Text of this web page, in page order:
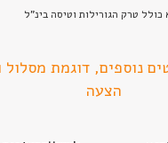
טרק הגורילות וטיסה בינ"ל
נוספים, דוגמת
הצעה